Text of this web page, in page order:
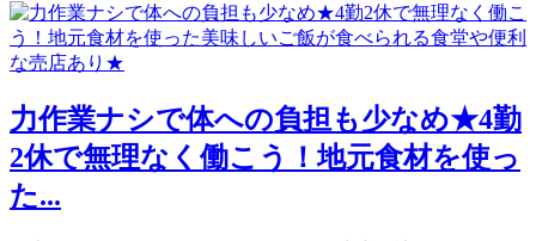
力作業ナシで体への負担も少なめ★4勤
2休で無理なく働こう！地元食材を使っ
た...